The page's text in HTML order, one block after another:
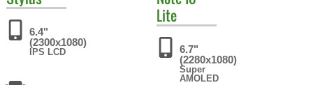
6.4"
(2300x1080)
IPS LCD
Lite
6.7"
(2280x1080)
Super
AMOLED